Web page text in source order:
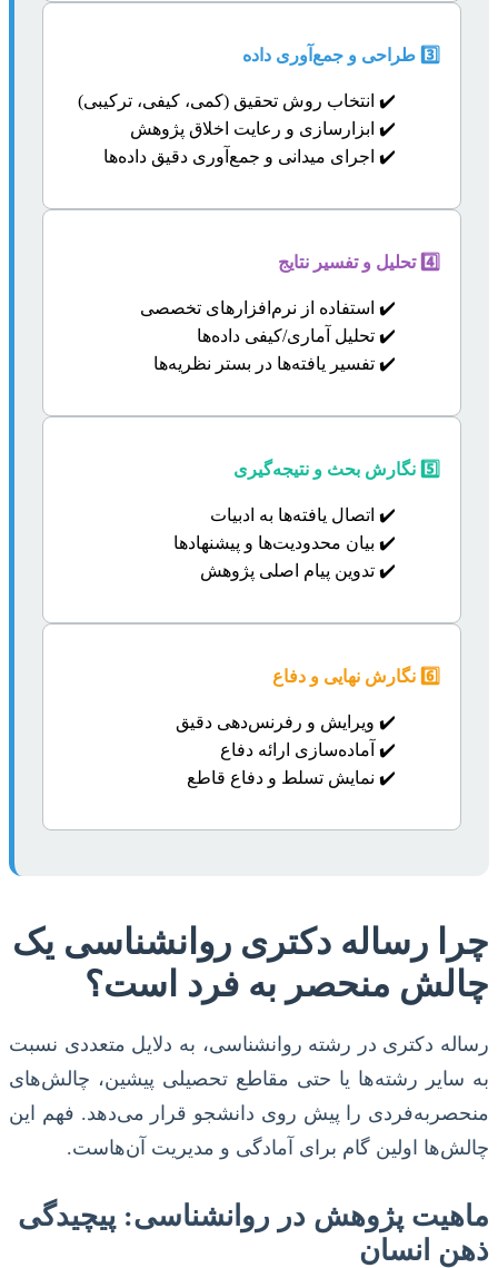
3️⃣ طراحی و جمع‌آوری داده
✔️ انتخاب روش تحقیق (کمی، کیفی، ترکیبی)
✔️ ابزارسازی و رعایت اخلاق پژوهش
✔️ اجرای میدانی و جمع‌آوری دقیق داده‌ها
4️⃣ تحلیل و تفسیر نتایج
✔️ استفاده از نرم‌افزارهای تخصصی
✔️ تحلیل آماری/کیفی داده‌ها
✔️ تفسیر یافته‌ها در بستر نظریه‌ها
5️⃣ نگارش بحث و نتیجه‌گیری
✔️ اتصال یافته‌ها به ادبیات
✔️ بیان محدودیت‌ها و پیشنهادها
✔️ تدوین پیام اصلی پژوهش
6️⃣ نگارش نهایی و دفاع
✔️ ویرایش و رفرنس‌دهی دقیق
✔️ آماده‌سازی ارائه دفاع
✔️ نمایش تسلط و دفاع قاطع
چرا رساله دکتری روانشناسی یک
چالش منحصر به فرد است؟
رساله دکتری در رشته روانشناسی، به دلایل متعددی نسبت
به سایر رشته‌ها یا حتی مقاطع تحصیلی پیشین، چالش‌های
منحصربه‌فردی را پیش روی دانشجو قرار می‌دهد. فهم این
چالش‌ها اولین گام برای آمادگی و مدیریت آن‌هاست.
ماهیت پژوهش در روانشناسی: پیچیدگی
ذهن انسان